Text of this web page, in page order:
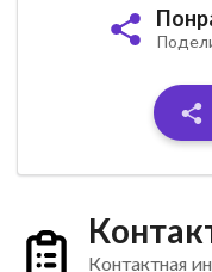
Контактная